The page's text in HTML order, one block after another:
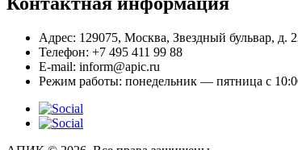
Адрес: 129075, Москва, Звездный бульвар, д.
Телефон: +7 495 411 99 88
E-mail: inform@apic.ru
Режим работы: понедельник — пятница с